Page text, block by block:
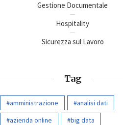
Gestione Documentale
Hospitality
Sicurezza sul Lavoro
Tag
amministrazione
analisi dati
azienda online
big data